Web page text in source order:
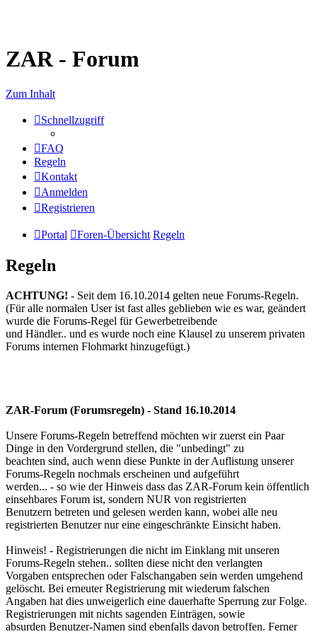
ZAR - Forum
Zum Inhalt
Schnellzugriff
FAQ
Regeln
Kontakt
Anmelden
Registrieren
Portal Foren-Übersicht Regeln
Regeln
ACHTUNG! - Seit dem 16.10.2014 gelten neue Forums-Regeln.
(Für alle normalen User ist fast alles geblieben wie es war, geändert
wurde die Forums-Regel für Gewerbetreibende
und Händler.. und es wurde noch eine Klausel zu unserem privaten
Forums internen Flohmarkt hinzugefügt.)
ZAR-Forum (Forumsregeln) - Stand 16.10.2014
Unsere Forums-Regeln betreffend möchten wir zuerst ein Paar
Dinge in den Vordergrund stellen, die "unbedingt" zu
beachten sind, auch wenn diese Punkte in der Auflistung unserer
Forums-Regeln nochmals erscheinen und aufgeführt
werden... - so wie der Hinweis dass das ZAR-Forum kein öffentlich
einsehbares Forum ist, sondern NUR von registrierten
Benutzern betreten und gelesen werden kann, wobei alle neu
registrierten Benutzer nur eine eingeschränkte Einsicht haben.
Hinweis! - Registrierungen die nicht im Einklang mit unseren
Forums-Regeln stehen.. sollten diese nicht den verlangten
Vorgaben entsprechen oder Falschangaben sein werden umgehend
gelöscht. Bei erneuter Registrierung mit wiederum falschen
Angaben hat dies unweigerlich eine dauerhafte Sperrung zur Folge.
Registrierungen mit nichts sagenden Einträgen, sowie
absurden Benutzer-Namen sind ebenfalls davon betroffen. Ferner